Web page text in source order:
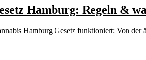
Hamburg: Regeln &
Hamburg Gesetz funktioniert: Von